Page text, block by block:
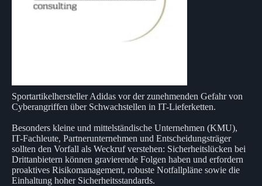
Sportartikelhersteller Adidas vor der zunehmenden Gefahr von
Cyberangriffen über Schwachstellen in IT-Lieferketten.
Besonders kleine und mittelständische Unternehmen (KMU),
IT-Fachleute, Partnerunternehmen und Entscheidungsträger
sollten den Vorfall als Weckruf verstehen: Sicherheitslücken bei
Drittanbietern können gravierende Folgen haben und erfordern
proaktives Risikomanagement, robuste Notfallpläne sowie die
Einhaltung hoher Sicherheitsstandards.